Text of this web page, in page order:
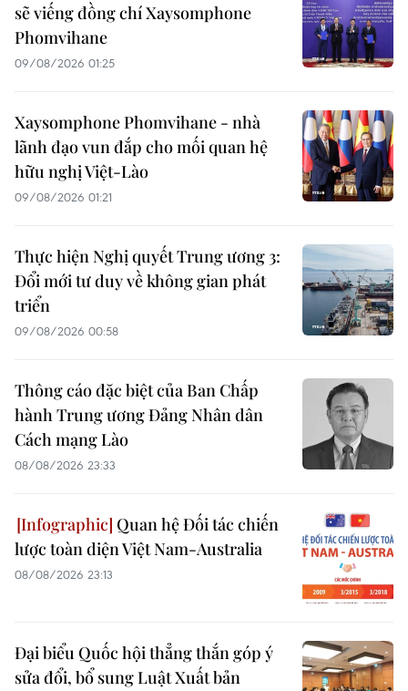
sẽ viếng đồng chí Xaysomphone
Phomvihane
09/08/2026 01:25
Xaysomphone Phomvihane - nhà
lãnh đạo vun đắp cho mối quan hệ
hữu nghị Việt-Lào
09/08/2026 01:21
Thực hiện Nghị quyết Trung ương 3:
Đổi mới tư duy về không gian phát
triển
09/08/2026 00:58
Thông cáo đặc biệt của Ban Chấp
hành Trung ương Đảng Nhân dân
Cách mạng Lào
08/08/2026 23:33
Quan hệ Đối tác chiến
lược toàn diện Việt Nam-Australia
08/08/2026 23:13
Đại biểu Quốc hội thẳng thắn góp ý
sửa đổi, bổ sung Luật Xuất bản